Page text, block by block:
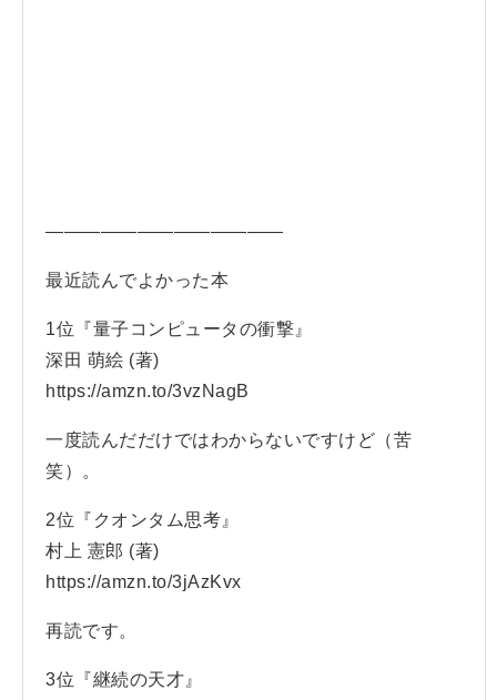
—————————————
最近読んでよかった本
1位『量子コンピュータの衝撃』
深田 萌絵 (著)
https://amzn.to/3vzNagB
一度読んだだけではわからないですけど（苦
笑）。
2位『クオンタム思考』
村上 憲郎 (著)
https://amzn.to/3jAzKvx
再読です。
3位『継続の天才』